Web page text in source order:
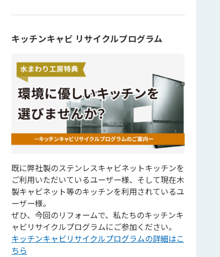
キッチンキャビ リサイクルプログラム
既に弊社製のステンレスキャビネットキッチンを
ご利用いただいているユーザー様、そして現在木
製キャビネット等のキッチンを利用されているユ
ーザー様。
ぜひ、今回のリフォームで、私たちのキッチンキ
ャビリサイクルプログラムにご参加ください。
キッチンキャビリサイクルプログラムの詳細はこ
ちら